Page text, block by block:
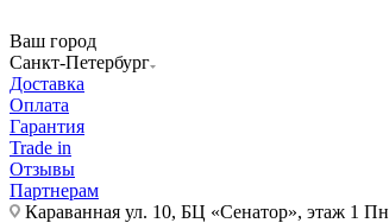
Ваш город
Санкт-Петербург
Доставка
Оплата
Гарантия
Trade in
Отзывы
Партнерам
Караванная ул. 10, БЦ «Сенатор», этаж 1